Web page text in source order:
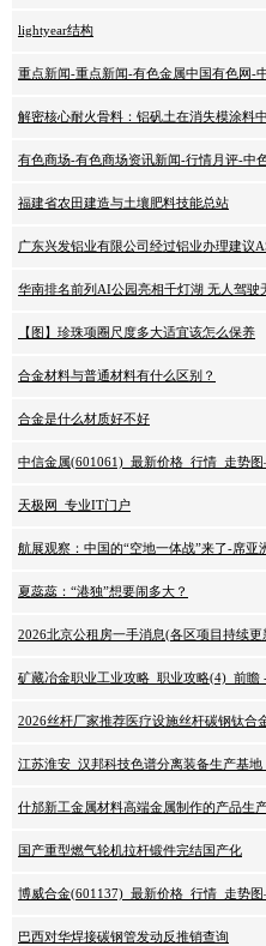
lightyear结构
重点新闻-重点新闻-有色金属中国有色网-
解密核心耐火骨料：铝矾土在消失模涂料
有色商场-有色商场资讯新闻-行情月评-中
福建省农田建造与土壤肥料技能总站
广东兴发铝业有限公司经过铝业办理建议
华南排名前列AI公园亮相千灯湖 无人驾驶
【图】珍珠项圈尺度多大适宜该怎么保养
合金材料与普通材料有什么区别？
合金是什么材质好不好
中信金属(601061)_最新价格_行情_走势
天极网_专业IT门户
航展观察：中国的“空地一体战”来了-席亚
夏蕊蕊：“港独”想要闹多大？
2026北京公租房一手消息(各区项目持续更
矿藏冶金职业工业攻略_职业攻略(4)_前瞻
2026丝杆厂家推荐医疗设施丝杆碳钢钛合
江苏淮安_汉邦科技色谱分离装备生产基
什邡新工金属材料高端金属制作的产品生
国产重型燃气轮机拉杆锻件完结国产化
博威合金(601137)_最新价格_行情_走势
巴西对华焊接碳钢管发动反推销查询